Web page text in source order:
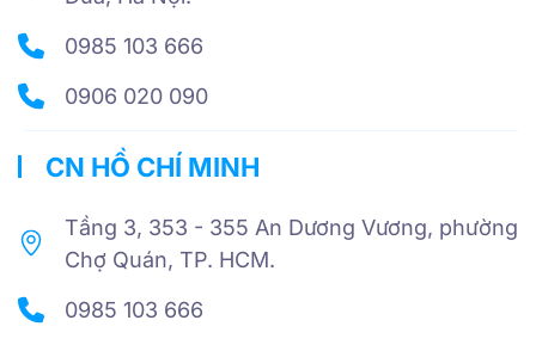
0985 103 666
0906 020 090
CN HỒ CHÍ MINH
Tầng 3, 353 - 355 An Dương Vương, phường
Chợ Quán, TP. HCM.
0985 103 666